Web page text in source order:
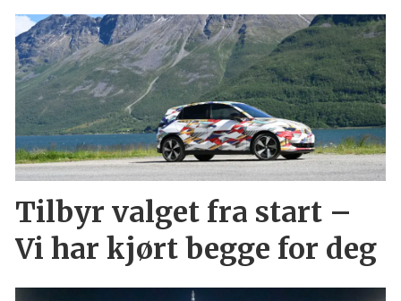
Tilbyr valget fra start –
Vi har kjørt begge for deg